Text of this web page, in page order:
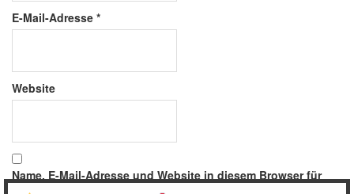
E-Mail-Adresse *
Website
Name, E-Mail-Adresse und Website in diesem Browser für
meinen nächsten Kommentar speichern.